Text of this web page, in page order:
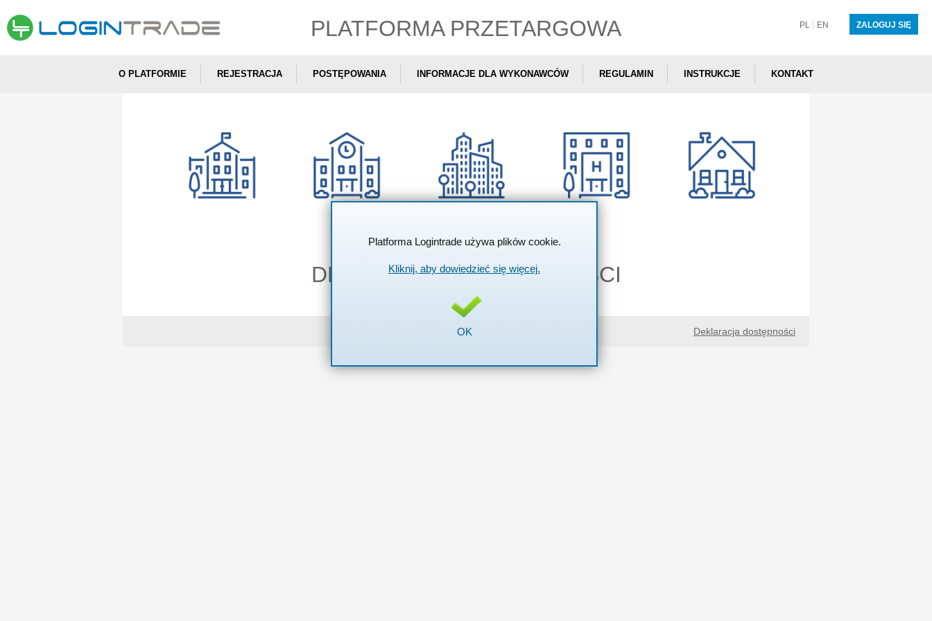
PLATFORMA PRZETARGOWA PL EN ZALOGUJ SIĘ
O PLATFORMIE REJESTRACJA POSTĘPOWANIA INFORMACJE DLA WYKONAWCÓW REGULAMIN INSTRUKCJE KONTAKT
DEKLARACJA DOSTĘPNOŚCI
Powered by Logintrade Deklaracja dostępności
Platforma Logintrade używa plików cookie.
Kliknij, aby dowiedzieć się więcej.
OK